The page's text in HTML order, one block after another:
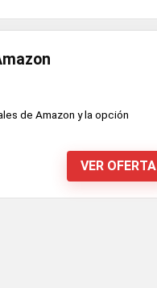
de Amazon y la opción
VER OFERTA